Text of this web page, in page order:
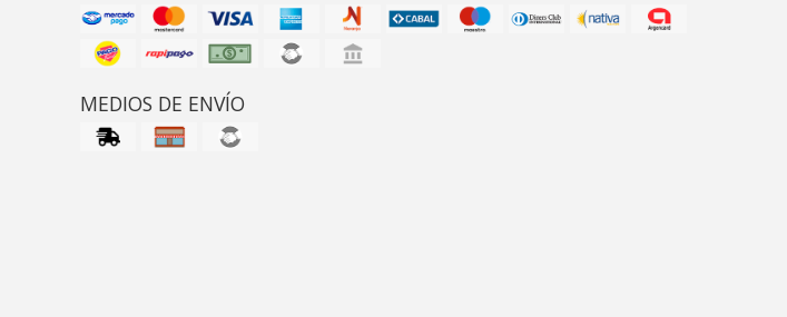
MEDIOS DE ENVÍO